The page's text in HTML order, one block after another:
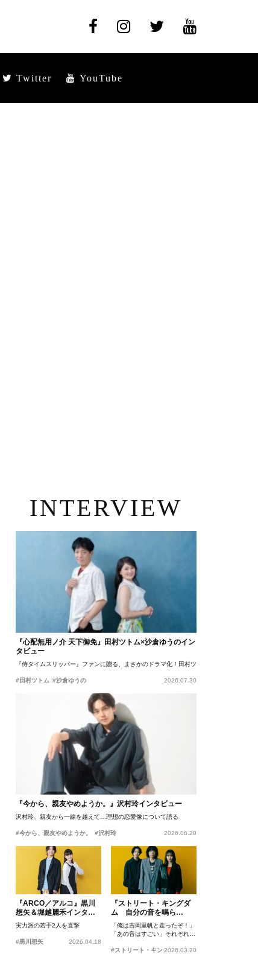
Twitter YouTube
INTERVIEW
『心配無用ノ介 天下御免』田村ツトム×沙倉ゆうのイン
タビュー
『侍タイムスリッパー』ファンに贈る、まさかのドラマ化！田村ツトム×沙倉ゆうのが語
#田村ツトム #沙倉ゆうの 2026.07.30
『今から、親友やめようか。』沢村玲インタビュー
沢村玲、親友から一線を越えて…理想の恋愛像について語る
#今から、親友やめようか。 #沢村玲 2026.06.20
『ARCO／アルコ』黒川
想矢＆堀越麗禾インタビ
ュー
実力派の若手2人を直撃
#黒川想矢 2026.04.18
『ストリート・キングダ
ム 自分の音を鳴ら
せ。』峯田和伸、若葉竜
也、吉岡里帆インタビュ
ー
「俺は吉岡里帆と走ったぞ！」
「あの音はすごい」それぞれの
#ストリート・キングダム 自分の音を鳴らせ。
2026.03.20